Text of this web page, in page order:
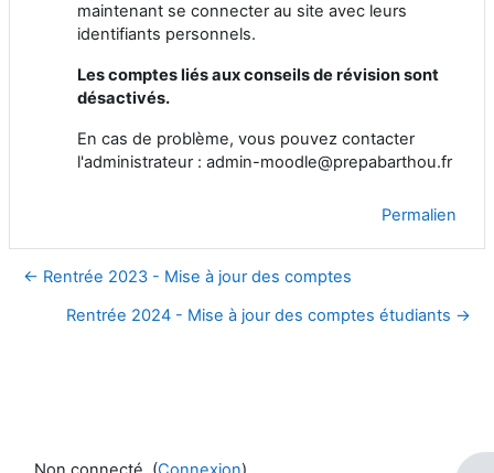
maintenant se connecter au site avec leurs
identifiants personnels.
Les comptes liés aux conseils de révision sont
désactivés.
En cas de problème, vous pouvez contacter
l'administrateur : admin-moodle@prepabarthou.fr
Permalien
← Rentrée 2023 - Mise à jour des comptes
Rentrée 2024 - Mise à jour des comptes étudiants →